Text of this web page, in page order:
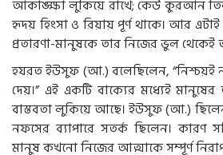
আকাঙ্ক্ষা লুকিয়ে রাখে; কেউ কুরআন
হৃদয় হিংসা ও রিয়ায় পূর্ণ থাকে। আর
প্রতারণা-মানুষকে তার নিজের ভুল থেকেই
হযরত ইউসুফ (আ.) বলেছিলেন,
দেয়।” এই একটি বাক্যের মধ্যেই
বাস্তবতা লুকিয়ে আছে। ইউসুফ (আ.)
নফসের ব্যাপারে সতর্ক ছিলেন। কারণ
মানুষ কখনো নিজের আত্মাকে সম্পূর্ণ